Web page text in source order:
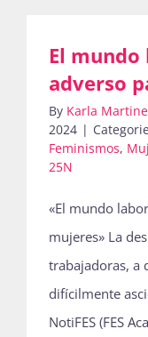
El
adverso
By Karla
2024 |
Feminismos,
25N
«El mundo
mujeres» La
trabajadoras, a
difícilmente
NotiFES (FES